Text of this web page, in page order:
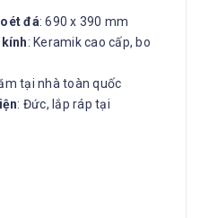
đá: 690 x 390 mm
: Keramik cao cấp, bo
tại nhà toàn quốc
: Đức, lắp ráp tại